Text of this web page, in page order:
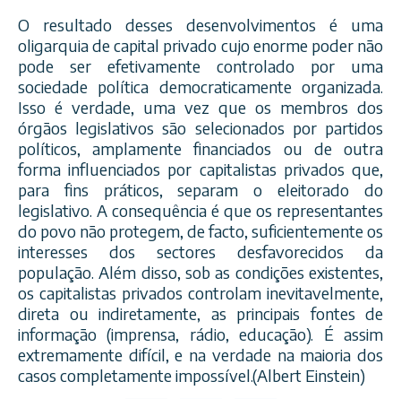
O resultado desses desenvolvimentos é uma
oligarquia de capital privado cujo enorme poder não
pode ser efetivamente controlado por uma
sociedade política democraticamente organizada.
Isso é verdade, uma vez que os membros dos
órgãos legislativos são selecionados por partidos
políticos, amplamente financiados ou de outra
forma influenciados por capitalistas privados que,
para fins práticos, separam o eleitorado do
legislativo. A consequência é que os representantes
do povo não protegem, de facto, suficientemente os
interesses dos sectores desfavorecidos da
população. Além disso, sob as condições existentes,
os capitalistas privados controlam inevitavelmente,
direta ou indiretamente, as principais fontes de
informação (imprensa, rádio, educação). É assim
extremamente difícil, e na verdade na maioria dos
casos completamente impossível.(Albert Einstein)